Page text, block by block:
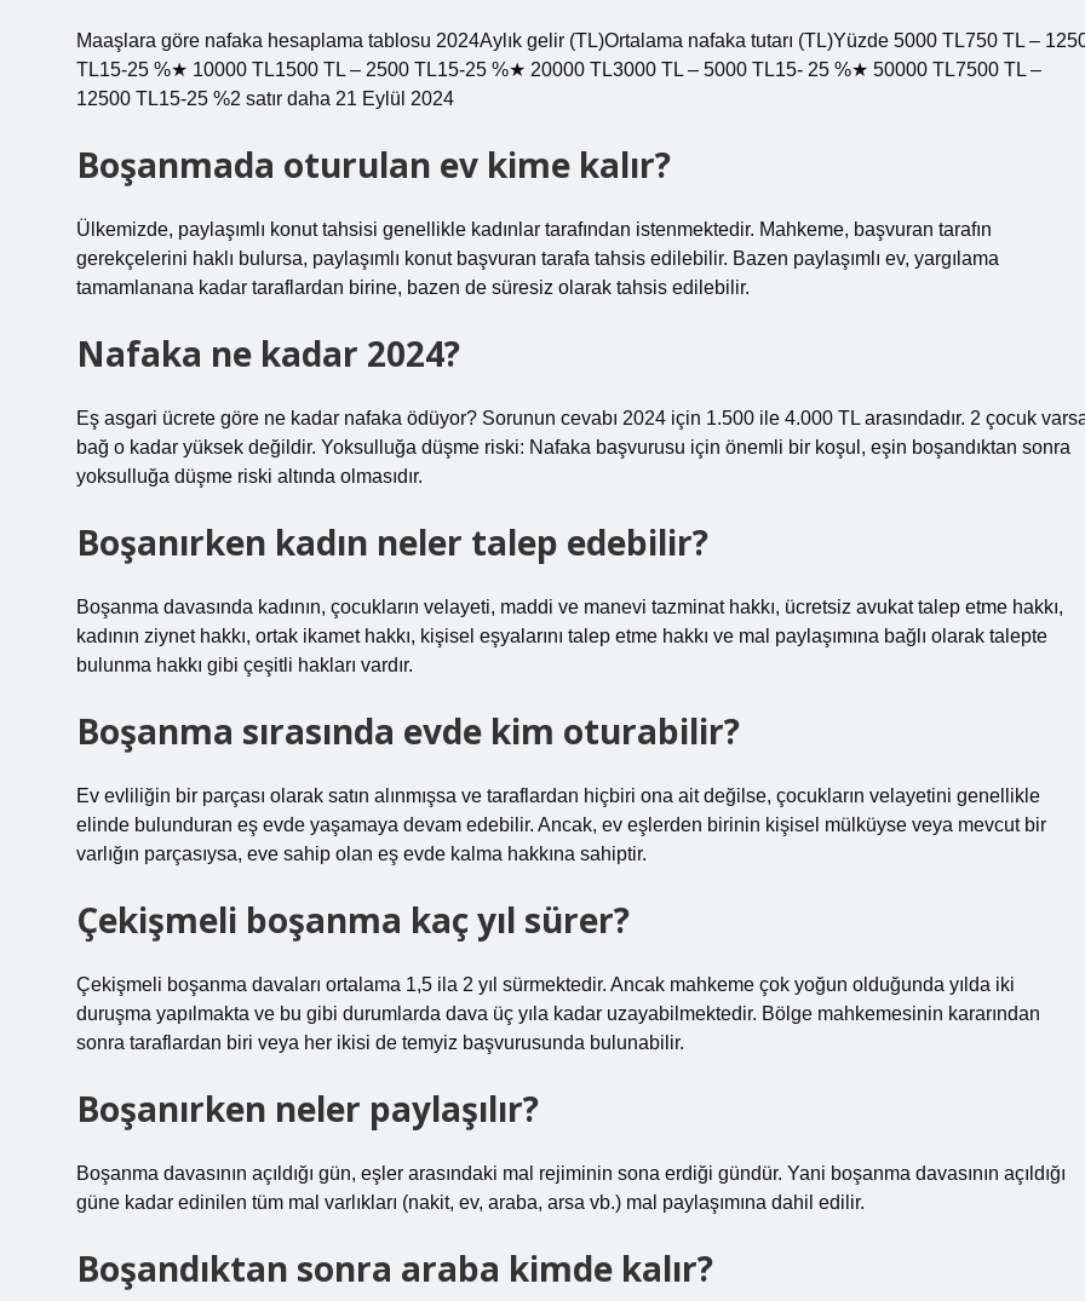
Maaşlara göre nafaka hesaplama tablosu 2024Aylık gelir (TL)Ortalama nafaka tutarı (TL)Yüzde 5000 TL750 TL –
TL15-25 %★ 10000 TL1500 TL – 2500 TL15-25 %★ 20000 TL3000 TL – 5000 TL15- 25 %★ 50000 TL7500 TL –
12500 TL15-25 %2 satır daha 21 Eylül 2024
Boşanmada oturulan ev kime kalır?
Ülkemizde, paylaşımlı konut tahsisi genellikle kadınlar tarafından istenmektedir. Mahkeme, başvuran tarafın
gerekçelerini haklı bulursa, paylaşımlı konut başvuran tarafa tahsis edilebilir. Bazen paylaşımlı ev, yargılama
tamamlanana kadar taraflardan birine, bazen de süresiz olarak tahsis edilebilir.
Nafaka ne kadar 2024?
Eş asgari ücrete göre ne kadar nafaka ödüyor? Sorunun cevabı 2024 için 1.500 ile 4.000 TL arasındadır. 2 çocuk
bağ o kadar yüksek değildir. Yoksulluğa düşme riski: Nafaka başvurusu için önemli bir koşul, eşin boşandıktan sonra
yoksulluğa düşme riski altında olmasıdır.
Boşanırken kadın neler talep edebilir?
Boşanma davasında kadının, çocukların velayeti, maddi ve manevi tazminat hakkı, ücretsiz avukat talep etme hakkı,
kadının ziynet hakkı, ortak ikamet hakkı, kişisel eşyalarını talep etme hakkı ve mal paylaşımına bağlı olarak talepte
bulunma hakkı gibi çeşitli hakları vardır.
Boşanma sırasında evde kim oturabilir?
Ev evliliğin bir parçası olarak satın alınmışsa ve taraflardan hiçbiri ona ait değilse, çocukların velayetini genellikle
elinde bulunduran eş evde yaşamaya devam edebilir. Ancak, ev eşlerden birinin kişisel mülküyse veya mevcut bir
varlığın parçasıysa, eve sahip olan eş evde kalma hakkına sahiptir.
Çekişmeli boşanma kaç yıl sürer?
Çekişmeli boşanma davaları ortalama 1,5 ila 2 yıl sürmektedir. Ancak mahkeme çok yoğun olduğunda yılda iki
duruşma yapılmakta ve bu gibi durumlarda dava üç yıla kadar uzayabilmektedir. Bölge mahkemesinin kararından
sonra taraflardan biri veya her ikisi de temyiz başvurusunda bulunabilir.
Boşanırken neler paylaşılır?
Boşanma davasının açıldığı gün, eşler arasındaki mal rejiminin sona erdiği gündür. Yani boşanma davasının açıldığı
güne kadar edinilen tüm mal varlıkları (nakit, ev, araba, arsa vb.) mal paylaşımına dahil edilir.
Boşandıktan sonra araba kimde kalır?